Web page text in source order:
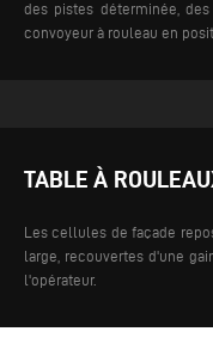
des pistes déterminée,
convoyeur à rouleau en
TABLE À
Les cellules de façade
large, recouvertes d'une
l'opérateur.